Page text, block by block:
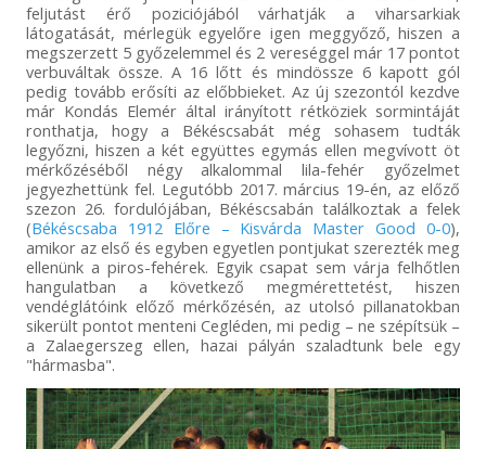
feljutást érő poziciójából várhatják a viharsarkiak
látogatását, mérlegük egyelőre igen meggyőző, hiszen a
megszerzett 5 győzelemmel és 2 vereséggel már 17 pontot
verbuváltak össze. A 16 lőtt és mindössze 6 kapott gól
pedig tovább erősíti az előbbieket. Az új szezontól kezdve
már Kondás Elemér által irányított rétköziek sormintáját
ronthatja, hogy a Békéscsabát még sohasem tudták
legyőzni, hiszen a két együttes egymás ellen megvívott öt
mérkőzéséből négy alkalommal lila-fehér győzelmet
jegyezhettünk fel. Legutóbb 2017. március 19-én, az előző
szezon 26. fordulójában, Békéscsabán találkoztak a felek
(Békéscsaba 1912 Előre – Kisvárda Master Good 0-0),
amikor az első és egyben egyetlen pontjukat szerezték meg
ellenünk a piros-fehérek. Egyik csapat sem várja felhőtlen
hangulatban a következő megmérettetést, hiszen
vendéglátóink előző mérkőzésén, az utolsó pillanatokban
sikerült pontot menteni Cegléden, mi pedig – ne szépítsük –
a Zalaegerszeg ellen, hazai pályán szaladtunk bele egy
"hármasba".